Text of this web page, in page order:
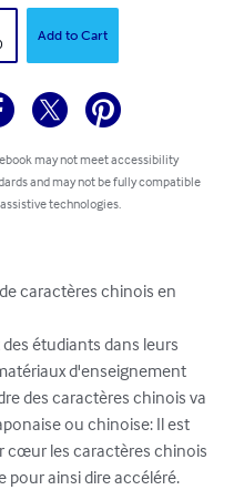
Add to Cart
may not meet accessibility
and may not be fully compatible
technologies.
caractères chinois en
étudiants dans leurs
d'enseignement
des caractères chinois va
ou chinoise: Il est
cœur les caractères chinois
pour ainsi dire accéléré.